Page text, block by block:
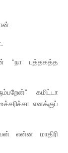
“நா புத்தகத்த
கமிட்டா
எனக்குப்
என்ன மாதிரி